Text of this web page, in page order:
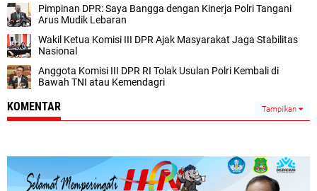
Pimpinan DPR: Saya Bangga dengan Kinerja Polri Tangani
Arus Mudik Lebaran
Wakil Ketua Komisi III DPR Ajak Masyarakat Jaga Stabilitas
Nasional
Anggota Komisi III DPR RI Tolak Usulan Polri Kembali di
Bawah TNI atau Kemendagri
KOMENTAR Tampilkan